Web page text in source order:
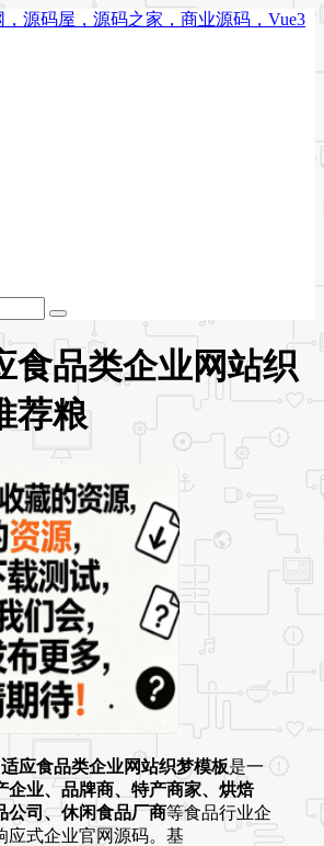
食品类企业网站织
荐粮
应食品类企业网站织梦模板是一
企业、品牌商、特产商家、烘焙
公司、休闲食品厂商等食品行业企
应式企业官网源码。基